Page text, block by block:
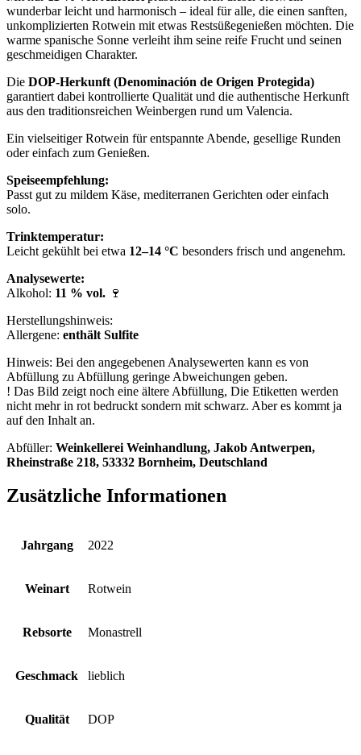
wunderbar leicht und harmonisch – ideal für alle, die einen sanften,
unkomplizierten Rotwein mit etwas Restsüßegenießen möchten. Die
warme spanische Sonne verleiht ihm seine reife Frucht und seinen
geschmeidigen Charakter.
Die DOP-Herkunft (Denominación de Origen Protegida)
garantiert dabei kontrollierte Qualität und die authentische Herkunft
aus den traditionsreichen Weinbergen rund um Valencia.
Ein vielseitiger Rotwein für entspannte Abende, gesellige Runden
oder einfach zum Genießen.
Speiseempfehlung:
Passt gut zu mildem Käse, mediterranen Gerichten oder einfach
solo.
Trinktemperatur:
Leicht gekühlt bei etwa 12–14 °C besonders frisch und angenehm.
Analysewerte:
Alkohol: 11 % vol. 🍷
Herstellungshinweis:
Allergene: enthält Sulfite
Hinweis: Bei den angegebenen Analysewerten kann es von
Abfüllung zu Abfüllung geringe Abweichungen geben.
! Das Bild zeigt noch eine ältere Abfüllung, Die Etiketten werden
nicht mehr in rot bedruckt sondern mit schwarz. Aber es kommt ja
auf den Inhalt an.
Abfüller: Weinkellerei Weinhandlung, Jakob Antwerpen,
Rheinstraße 218, 53332 Bornheim, Deutschland
Zusätzliche Informationen
Jahrgang 2022
Weinart Rotwein
Rebsorte Monastrell
Geschmack lieblich
Qualität DOP